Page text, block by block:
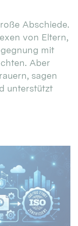
Abschiede.
von Eltern,
mit
Aber
sagen
unterstützt